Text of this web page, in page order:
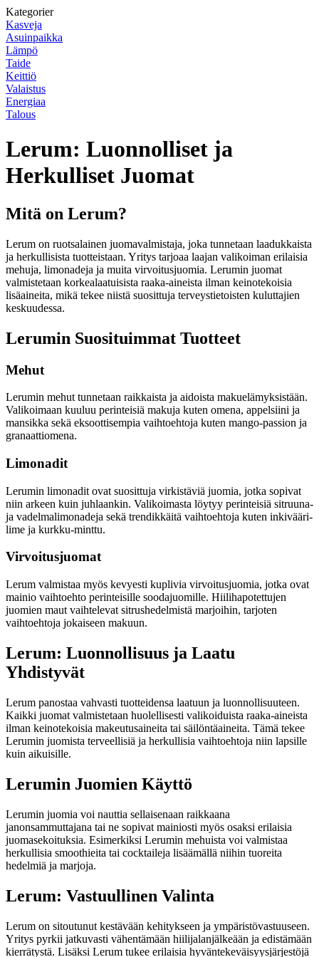
Kategorier
Kasveja
Asuinpaikka
Lämpö
Taide
Keittiö
Valaistus
Energiaa
Talous
Lerum: Luonnolliset ja
Herkulliset Juomat
Mitä on Lerum?
Lerum on ruotsalainen juomavalmistaja, joka tunnetaan laadukkaista
ja herkullisista tuotteistaan. Yritys tarjoaa laajan valikoiman erilaisia
mehuja, limonadeja ja muita virvoitusjuomia. Lerumin juomat
valmistetaan korkealaatuisista raaka-aineista ilman keinotekoisia
lisäaineita, mikä tekee niistä suosittuja terveystietoisten kuluttajien
keskuudessa.
Lerumin Suosituimmat Tuotteet
Mehut
Lerumin mehut tunnetaan raikkaista ja aidoista makuelämyksistään.
Valikoimaan kuuluu perinteisiä makuja kuten omena, appelsiini ja
mansikka sekä eksoottisempia vaihtoehtoja kuten mango-passion ja
granaattiomena.
Limonadit
Lerumin limonadit ovat suosittuja virkistäviä juomia, jotka sopivat
niin arkeen kuin juhlaankin. Valikoimasta löytyy perinteisiä sitruuna-
ja vadelmalimonadeja sekä trendikkäitä vaihtoehtoja kuten inkivääri-
lime ja kurkku-minttu.
Virvoitusjuomat
Lerum valmistaa myös kevyesti kuplivia virvoitusjuomia, jotka ovat
mainio vaihtoehto perinteisille soodajuomille. Hiilihapotettujen
juomien maut vaihtelevat sitrushedelmistä marjoihin, tarjoten
vaihtoehtoja jokaiseen makuun.
Lerum: Luonnollisuus ja Laatu
Yhdistyvät
Lerum panostaa vahvasti tuotteidensa laatuun ja luonnollisuuteen.
Kaikki juomat valmistetaan huolellisesti valikoiduista raaka-aineista
ilman keinotekoisia makeutusaineita tai säilöntäaineita. Tämä tekee
Lerumin juomista terveellisiä ja herkullisia vaihtoehtoja niin lapsille
kuin aikuisille.
Lerumin Juomien Käyttö
Lerumin juomia voi nauttia sellaisenaan raikkaana
janonsammuttajana tai ne sopivat mainiosti myös osaksi erilaisia
juomasekoituksia. Esimerkiksi Lerumin mehuista voi valmistaa
herkullisia smoothieita tai cocktaileja lisäämällä niihin tuoreita
hedelmiä ja marjoja.
Lerum: Vastuullinen Valinta
Lerum on sitoutunut kestävään kehitykseen ja ympäristövastuuseen.
Yritys pyrkii jatkuvasti vähentämään hiilijalanjälkeään ja edistämään
kierrätystä. Lisäksi Lerum tukee erilaisia hyväntekeväisyysjärjestöjä